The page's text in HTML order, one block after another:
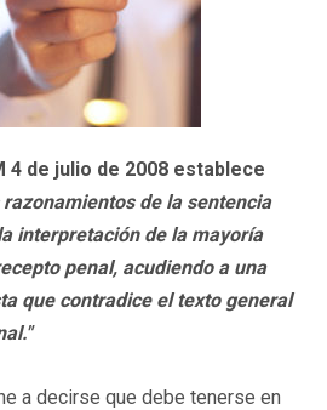
4 de julio de 2008 establece
de la sentencia
interpretación de la mayoría
penal, acudiendo a una
que contradice el texto general
a decirse que debe tenerse en